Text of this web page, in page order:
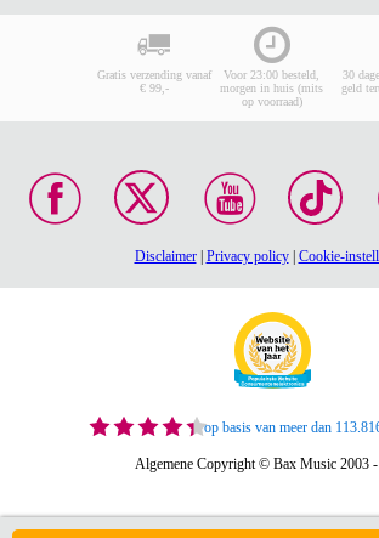
Gratis verzending vanaf
€ 99,-
Voor 23:00 besteld,
morgen in huis (mits
op voorraad)
30
geld
Disclaimer| Privacy policy| Cookie-
op basis van meer dan
Algemene Copyright © Bax Music 2003